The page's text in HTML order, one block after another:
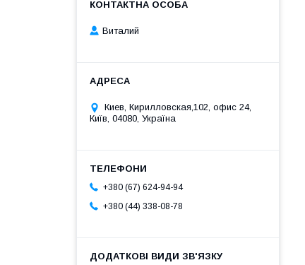
Виталий
Киев, Кирилловская,102, офис 24,
Київ, 04080, Україна
+380 (67) 624-94-94
+380 (44) 338-08-78